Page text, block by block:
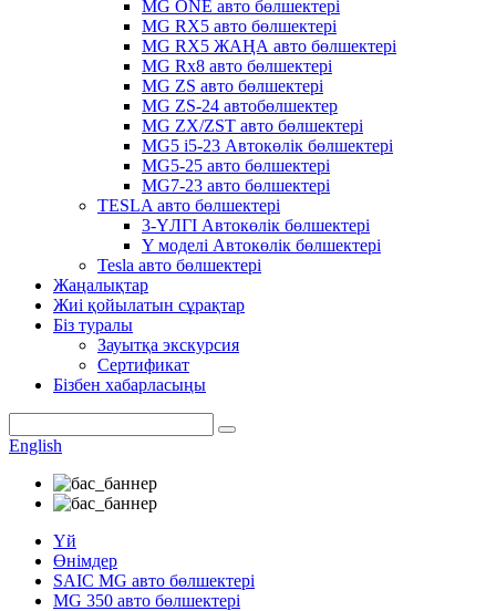
MG ONE авто бөлшектері
MG RX5 авто бөлшектері
MG RX5 ЖАҢА авто бөлшектері
MG Rx8 авто бөлшектері
MG ZS авто бөлшектері
MG ZS-24 автобөлшектер
MG ZX/ZST авто бөлшектері
MG5 i5-23 Автокөлік бөлшектері
MG5-25 авто бөлшектері
MG7-23 авто бөлшектері
TESLA авто бөлшектері
3-ҮЛГІ Автокөлік бөлшектері
Y моделі Автокөлік бөлшектері
Tesla авто бөлшектері
Жаңалықтар
Жиі қойылатын сұрақтар
Біз туралы
Зауытқа экскурсия
Сертификат
Бізбен хабарласыңы
English
Үй
Өнімдер
SAIC MG авто бөлшектері
MG 350 авто бөлшектері